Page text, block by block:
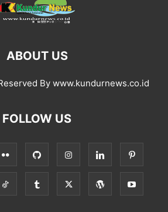
ABOUT US
By www.kundurnews.co.id
FOLLOW US